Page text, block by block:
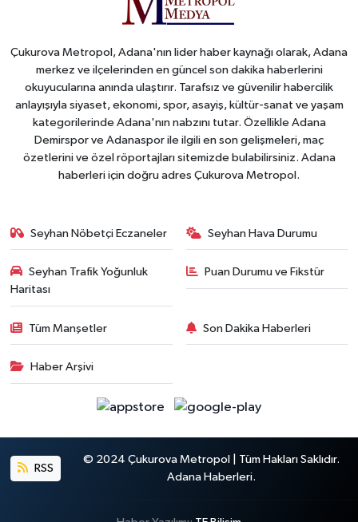
Çukurova Metropol, Adana'nın lider haber kaynağı olarak, Adana
merkez ve ilçelerinden en güncel son dakika haberlerini
okuyucularına anında ulaştırır. Tarafsız ve güvenilir habercilik
anlayışıyla siyaset, ekonomi, spor, asayiş, kültür-sanat ve yaşam
kategorilerinde Adana'nın nabzını tutar. Özellikle Adana
Demirspor ve Adanaspor ile ilgili en son gelişmeleri, maç
özetlerini ve özel röportajları sitemizde bulabilirsiniz. Adana
haberleri için doğru adres Çukurova Metropol.
Seyhan Nöbetçi Eczaneler Seyhan Hava Durumu
Seyhan Trafik Yoğunluk
Haritası
Puan Durumu ve Fikstür
Tüm Manşetler Son Dakika Haberleri
Haber Arşivi
RSS
© 2024 Çukurova Metropol | Tüm Hakları Saklıdır.
Adana Haberleri.